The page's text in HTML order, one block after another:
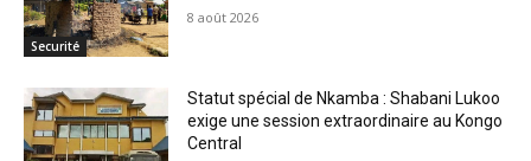
Securité
8 août 2026
Statut spécial de Nkamba : Shabani Lukoo
exige une session extraordinaire au Kongo
Central